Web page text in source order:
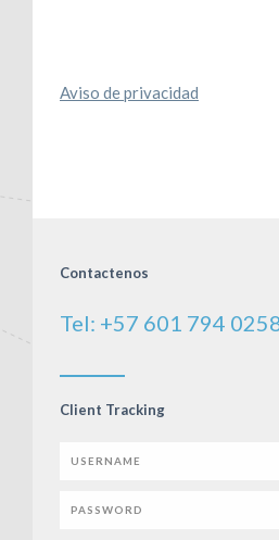
Aviso de privacidad
Contactenos
Tel: +57 601 794
Client Tracking